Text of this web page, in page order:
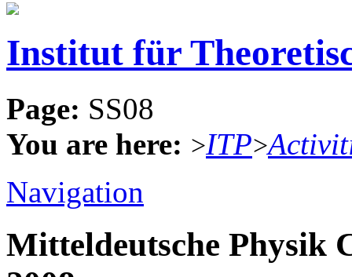
Institut für
Page: SS08
You are here: >ITP>
Navigation
Mitteldeutsche Physik